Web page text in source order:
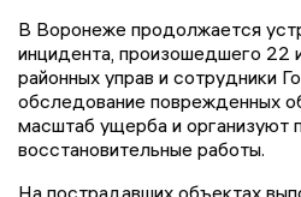
В Воронеже продолжается
инцидента, произошедшего 22
районных управ и сотрудники
обследование поврежденных
масштаб ущерба и организуют
восстановительные работы.